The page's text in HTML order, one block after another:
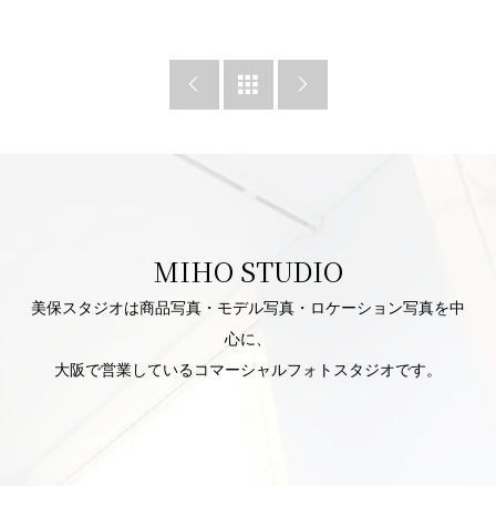
  
MIHO STUDIO
美保スタジオは商品写真・モデル写真・ロケーション写真を中
心に、
大阪で営業しているコマーシャルフォトスタジオです。